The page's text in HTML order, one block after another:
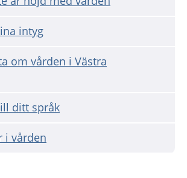
intyg
om vården i Västra
ditt språk
i vården